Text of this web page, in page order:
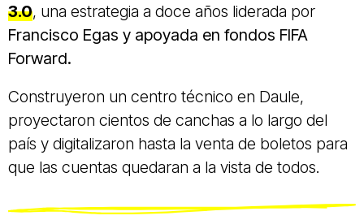
3.0, una estrategia a doce años liderada por
Francisco Egas y apoyada en fondos FIFA
Forward.
Construyeron un centro técnico en Daule,
proyectaron cientos de canchas a lo largo del
país y digitalizaron hasta la venta de boletos para
que las cuentas quedaran a la vista de todos.